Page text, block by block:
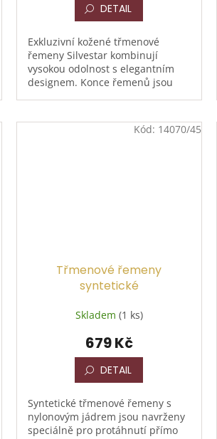
DETAIL
Exkluzivní kožené třmenové
řemeny Silvestar kombinují
vysokou odolnost s elegantním
designem. Konce řemenů jsou
sedlu...
Třmenové řemeny
syntetické
Skladem (1 ks)
679 Kč
DETAIL
Syntetické třmenové řemeny s
nylonovým jádrem jsou navrženy
speciálně pro protáhnutí přímo
Kód: 14070/45